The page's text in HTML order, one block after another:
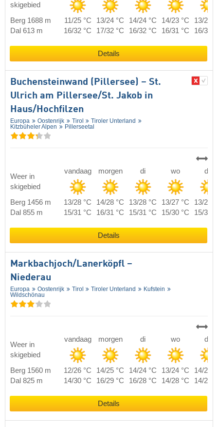
skigebied
Berg 1688 m 11/25 °C 13/24 °C 14/24 °C 14/23 °C
13/24
Dal 613 m
16/32 °C 17/32 °C 16/32 °C 16/31 °C 16/32
Details
Buchensteinwand (Pillersee) – St.
Ulrich am Pillersee/​St. Jakob in
Haus/​Hochfilzen
Europa Oostenrijk Tirol
Tiroler Unterland
Kitzbüheler Alpen
Pillerseetal
Weer in
skigebied
vandaag morgen di wo do
Berg 1456 m 13/28 °C 14/28 °C 13/28 °C 13/27 °C
13/28
Dal 855 m
15/31 °C 16/31 °C 15/31 °C 15/30 °C 15/31
Details
Markbachjoch/​Lanerköpfl –
Niederau
Europa Oostenrijk Tirol Tiroler Unterland
Kufstein
Wildschönau
Weer in
skigebied
vandaag morgen di wo do
Berg 1560 m 12/26 °C 14/25 °C 14/24 °C 13/24 °C
14/24
Dal 825 m
14/30 °C 16/29 °C 16/28 °C 14/28 °C 14/28
Details